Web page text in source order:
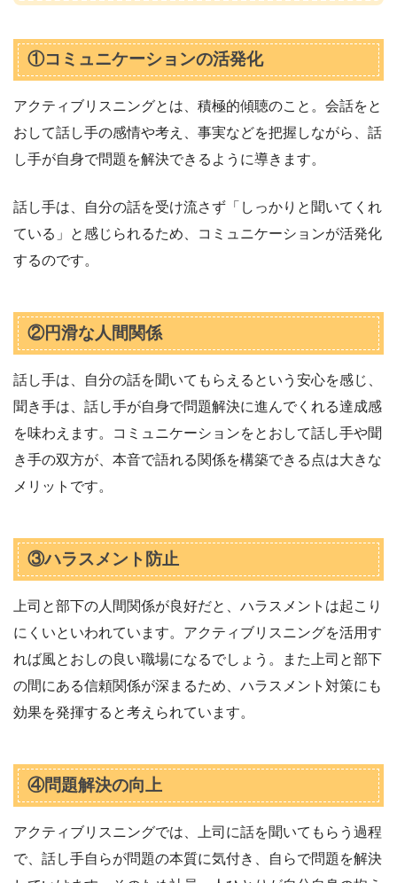
①コミュニケーションの活発化
アクティブリスニングとは、積極的傾聴のこと。会話をと
おして話し手の感情や考え、事実などを把握しながら、話
し手が自身で問題を解決できるように導きます。
話し手は、自分の話を受け流さず「しっかりと聞いてくれ
ている」と感じられるため、コミュニケーションが活発化
するのです。
②円滑な人間関係
話し手は、自分の話を聞いてもらえるという安心を感じ、
聞き手は、話し手が自身で問題解決に進んでくれる達成感
を味わえます。コミュニケーションをとおして話し手や聞
き手の双方が、本音で語れる関係を構築できる点は大きな
メリットです。
③ハラスメント防止
上司と部下の人間関係が良好だと、ハラスメントは起こり
にくいといわれています。アクティブリスニングを活用す
れば風とおしの良い職場になるでしょう。また上司と部下
の間にある信頼関係が深まるため、ハラスメント対策にも
効果を発揮すると考えられています。
④問題解決の向上
アクティブリスニングでは、上司に話を聞いてもらう過程
で、話し手自らが問題の本質に気付き、自らで問題を解決